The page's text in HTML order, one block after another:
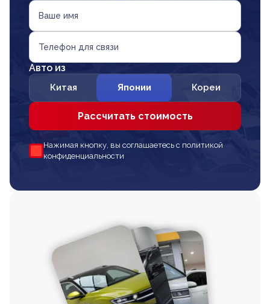
Ваше имя
Телефон для связи
Авто из
Китая Японии Кореи
Рассчитать стоимость
Нажимая кнопку, вы соглашаетесь с политикой
конфиденциальности